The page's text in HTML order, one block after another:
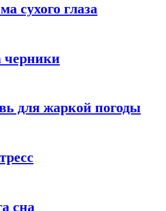
сухого глаза
черники
для жаркой погоды
сна